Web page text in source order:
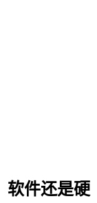
软件还是硬